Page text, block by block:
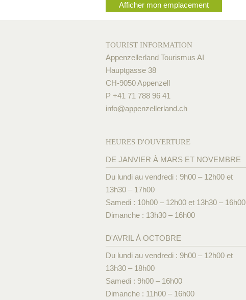
Afficher mon emplacement
TOURIST INFORMATION
Appenzellerland Tourismus AI
Hauptgasse 38
CH-9050 Appenzell
P +41 71 788 96 41
info@appenzellerland.ch
HEURES D'OUVERTURE
DE JANVIER À MARS ET NOVEMBRE
Du lundi au vendredi : 9h00 – 12h00 et
13h30 – 17h00
Samedi : 10h00 – 12h00 et 13h30 – 16h00
Dimanche : 13h30 – 16h00
D'AVRIL À OCTOBRE
Du lundi au vendredi : 9h00 – 12h00 et
13h30 – 18h00
Samedi : 9h00 – 16h00
Dimanche : 11h00 – 16h00